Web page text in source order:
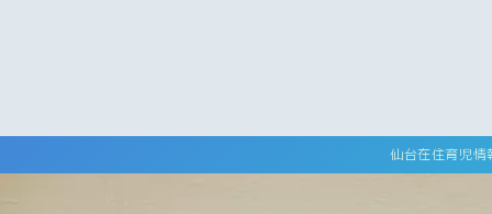
仙台在住育児情